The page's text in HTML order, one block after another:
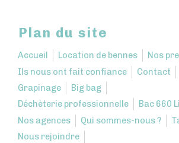
Plan du site
Accueil Location de bennes
Nos
Ils nous ont fait confiance
Contact
Grapinage
Big bag
Déchèterie professionnelle
Bac 660
Nos agences
Qui sommes-nous ?
Nous rejoindre